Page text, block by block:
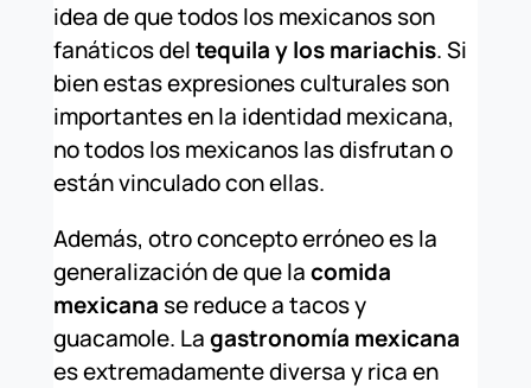
idea de que todos los mexicanos son
fanáticos deltequila y los mariachis. Si
bien estas expresiones culturales son
importantes en la identidad mexicana,
no todos los mexicanos las disfrutan o
están vinculado con ellas.
Además, otro concepto erróneo es la
generalización de que lacomida
mexicana se reduce a tacos y
guacamole. Lagastronomía mexicana
es extremadamente diversa y rica en